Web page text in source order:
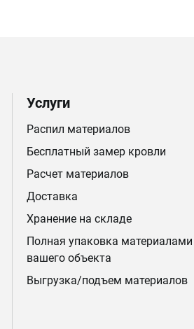
Услуги
Распил материалов
Бесплатный замер кровли
Расчет материалов
Доставка
Хранение на складе
Полная упаковка материалами
вашего объекта
Выгрузка/подъем материалов